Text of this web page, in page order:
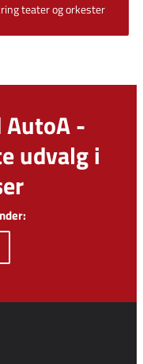
teater og orkester
-
udvalg i